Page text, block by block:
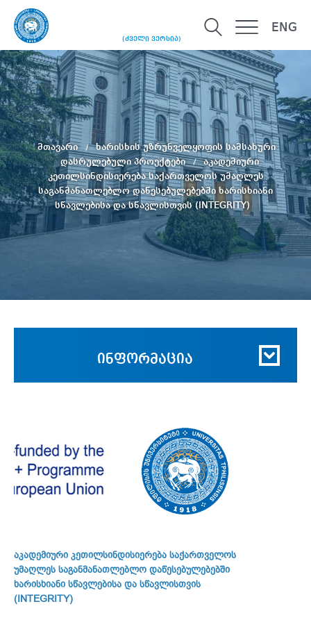
(ძველი ვერსია)
ENG
მთავარი
ხარისხის უზრუნველყოფის სამსახური
დასრულებული პროექტები
აკადემიური
კეთილსინდისიერება საქართველოს უმაღლეს
საგანმანათლებლო დაწესებულებებში ხარისხიანი
სწავლებისა და სწავლისთვის (INTEGRITY)
ინფორმაცია
აკადემიური კეთილსინდისიერება საქართველოს
უმაღლეს საგანმანათლებლო დაწესებულებებში
ხარისხიანი სწავლებისა და სწავლისთვის
(INTEGRITY)